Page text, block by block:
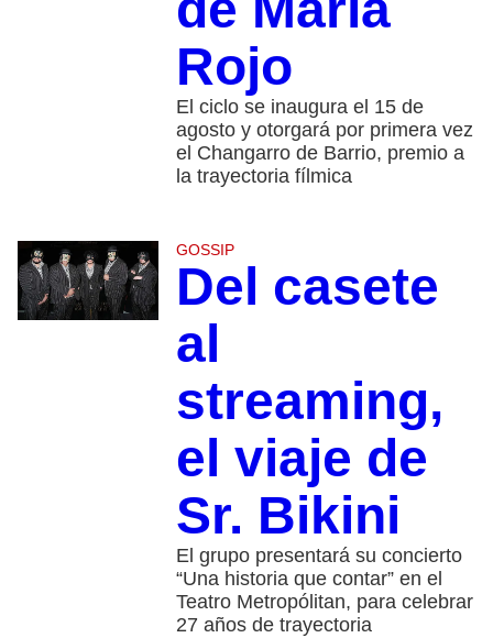
Rojo
El ciclo se inaugura el 15 de
agosto y otorgará por primera vez
el Changarro de Barrio, premio a
la trayectoria fílmica
GOSSIP
Del casete
al
streaming,
el viaje de
Sr. Bikini
El grupo presentará su concierto
“Una historia que contar” en el
Teatro Metropólitan, para celebrar
27 años de trayectoria